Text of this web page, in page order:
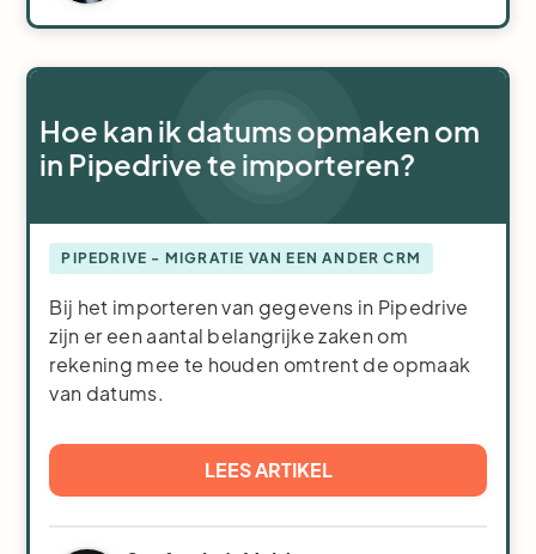
Hoe kan ik datums opmaken om
in Pipedrive te importeren?
PIPEDRIVE - MIGRATIE VAN EEN ANDER CRM
Bij het importeren van gegevens in Pipedrive
zijn er een aantal belangrijke zaken om
rekening mee te houden omtrent de opmaak
van datums.
LEES ARTIKEL